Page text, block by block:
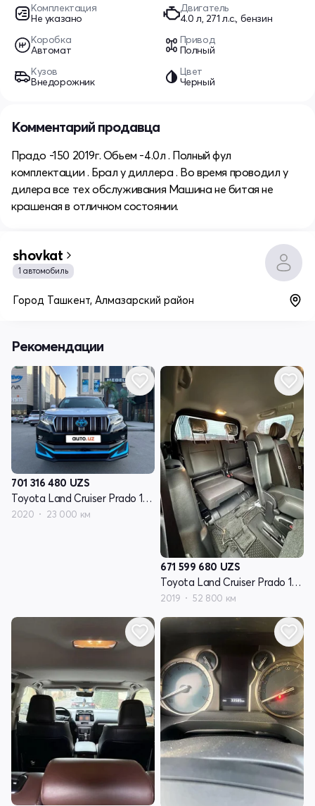
Комплектация
Не указано
Двигатель
4.0 л, 271 л.с., бензин
Коробка
Автомат
Привод
Полный
Кузов
Внедорожник
Цвет
Черный
Комментарий продавца
Прадо -150 2019г. Обьем -4.0л . Полный фул
комплектации . Брал у диллера . Во время проводил у
дилера все тех обслуживания Машина не битая не
крашеная в отличном состоянии.
shovkat
1 автомобиль
Город Ташкент, Алмазарский район
Рекомендации
701 316 480 UZS
Toyota Land Cruiser Prado 150 Series рестайлинг 2
2020 23 000 км
671 599 680 UZS
Toyota Land Cruiser Prado 150 Series рестайлинг 2
2019 52 800 км